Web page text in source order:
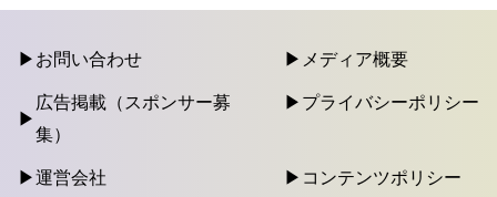
お問い合わせ メディア概要
広告掲載（スポンサー募
集）
プライバシーポリシー
運営会社 コンテンツポリシー